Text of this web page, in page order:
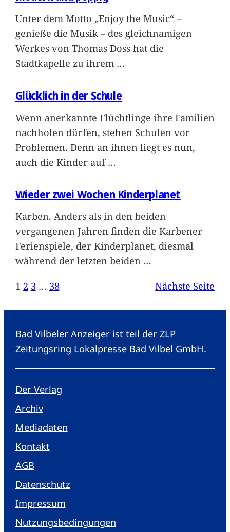
Unter dem Motto „Enjoy the Music“ –
genieße die Musik – des gleichnamigen
Werkes von Thomas Doss hat die
Stadtkapelle zu ihrem …
Glücklich in der Schule
Wenn anerkannte Flüchtlinge ihre Familien
nachholen dürfen, stehen Schulen vor
Problemen. Denn an ihnen liegt es nun,
auch die Kinder auf …
Wieder zwei Wochen Kinderplanet
Karben. Anders als in den beiden
vergangenen Jahren finden die Karbener
Ferienspiele, der Kinderplanet, diesmal
während der letzten beiden …
1 2 3 … 38 Nächste Seite
Bad Vilbeler Anzeiger ist teil der ZLP
Zeitungsring Lokalpresse Bad Vilbel GmbH.
Der Verlag
Archiv
Mediadaten
Kontakt
AGB
Datenschutz
Impressum
Nutzungsbedingungen